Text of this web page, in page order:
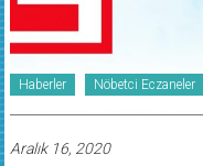
Haberler Nöbetci Eczaneler
Aralık 16, 2020